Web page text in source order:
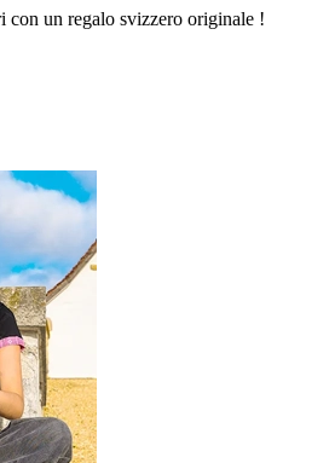
con un regalo svizzero originale !